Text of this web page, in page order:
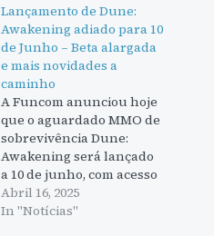
Lançamento de Dune:
Awakening adiado para 10
de Junho – Beta alargada
e mais novidades a
caminho
A Funcom anunciou hoje
que o aguardado MMO de
sobrevivência Dune:
Awakening será lançado
a 10 de junho, com acesso
antecipado disponível a
partir de 5 de junho. O
Abril 16, 2025
In "Notícias"